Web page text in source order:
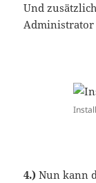
Und
4.) Nun kann